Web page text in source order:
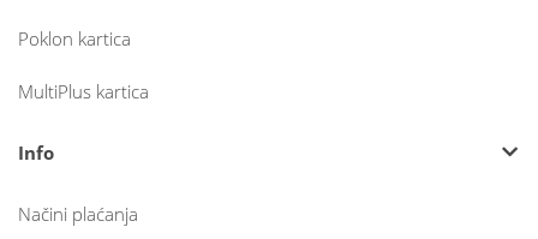
Poklon kartica
MultiPlus kartica
Info
Načini plaćanja